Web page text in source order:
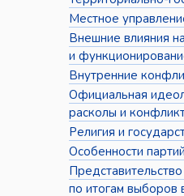
Местное
Внешние влияния
и
Внутренние
Официальная
расколы и
Религия и
Особенности
по итогам выборов